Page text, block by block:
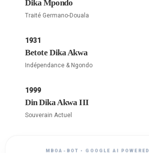
Dika Mpondo
Traité Germano-Douala
1931
Betote Dika Akwa
Indépendance & Ngondo
1999
Din Dika Akwa III
Souverain Actuel
MBOA-BOT • GOOGLE AI POWERED